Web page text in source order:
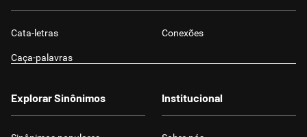
Cata-letras Conexões
Caça-palavras
Explorar Sinônimos Institucional